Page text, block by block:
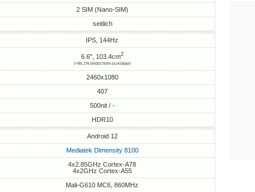
2 SIM (Nano-SIM)
seitlich
IPS, 144Hz
6.6", 103.4cm2
(~85.1% bildschirm-zu-körper)
2460x1080
407
500nit / -
HDR10
Android 12
Mediatek Dimensity 8100
4x2.85GHz Cortex-A78
4x2GHz Cortex-A55
Mali-G610 MC6, 860MHz